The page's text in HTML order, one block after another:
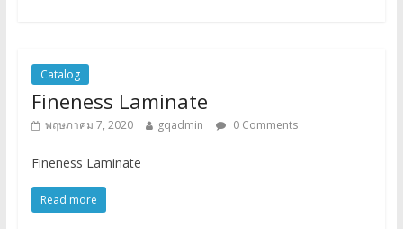
Catalog
Fineness Laminate
พฤษภาคม 7, 2020 gqadmin 0 Comments
Fineness Laminate
Read more